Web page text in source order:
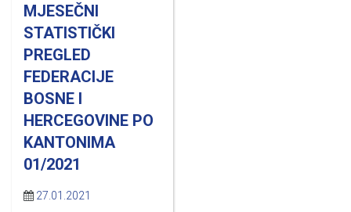
MJESEČNI
STATISTIČKI
PREGLED
FEDERACIJE
BOSNE I
HERCEGOVINE PO
KANTONIMA
01/2021
27.01.2021